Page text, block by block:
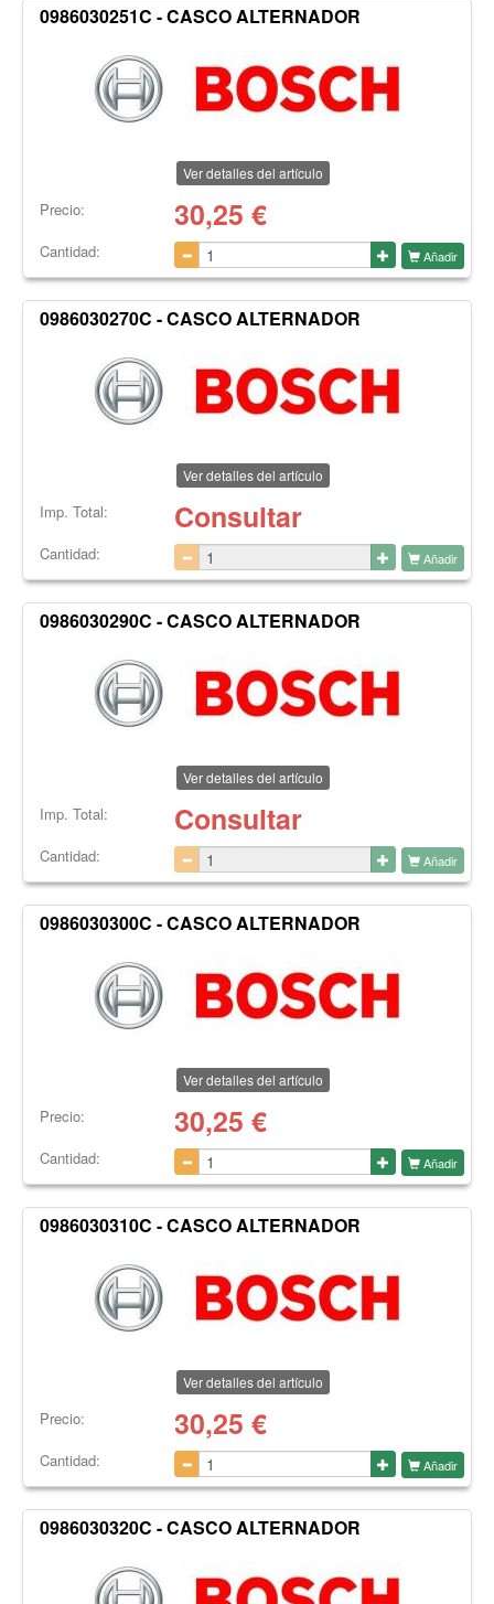
0986030251C - CASCO ALTERNADOR
Ver detalles del artículo
Precio: 30,25 €
Cantidad: Añadir
0986030270C - CASCO ALTERNADOR
Ver detalles del artículo
Imp. Total: Consultar
Cantidad: Añadir
0986030290C - CASCO ALTERNADOR
Ver detalles del artículo
Imp. Total: Consultar
Cantidad: Añadir
0986030300C - CASCO ALTERNADOR
Ver detalles del artículo
Precio: 30,25 €
Cantidad: Añadir
0986030310C - CASCO ALTERNADOR
Ver detalles del artículo
Precio: 30,25 €
Cantidad: Añadir
0986030320C - CASCO ALTERNADOR